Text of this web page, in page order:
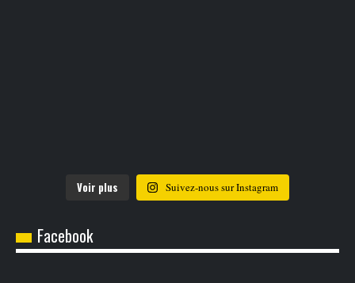
Voir plus Suivez-nous sur Instagram
Facebook